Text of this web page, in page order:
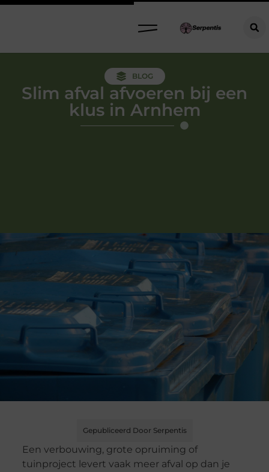
BLOG
Slim afval afvoeren bij een
klus in Arnhem
Gepubliceerd Door Serpentis
Een verbouwing, grote opruiming of
tuinproject levert vaak meer afval op dan je